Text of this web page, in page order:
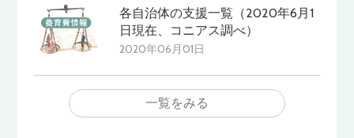
各自治体の支援一覧（2020年6月1
日現在、コニアス調べ）
2020年06月01日
一覧をみる